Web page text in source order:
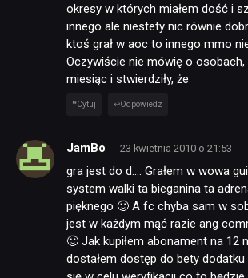
okresy w których miałem dość i
innego ale niestety nic równie
ktoś grał w aoc to innego mmo
Oczywiście nie mówię o osobach,
miesiąc i stwierdziły, że
Cytuj Odpowiedz
JamBo 23 kwietnia 2010 o 21:53
gra jest do d…. Grałem w wowa
system walki ta bieganina ta
pięknego 🙂 A fc chyba sam w
jest w każdym mąć razie ang
🙂 Jak kupiłem abonament na 12
dostałem dostęp do bety